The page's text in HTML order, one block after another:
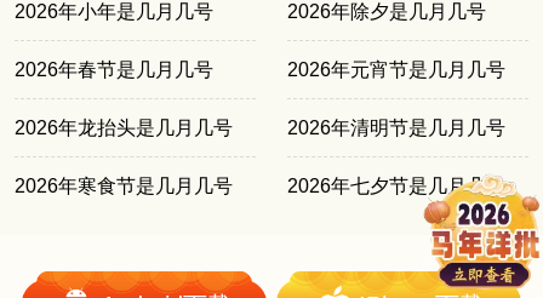
2026年小年是几月几号 2026年除夕是几月几号
2026年春节是几月几号 2026年元宵节是几月几号
2026年龙抬头是几月几号 2026年清明节是几月几号
2026年寒食节是几月几号 2026年七夕节是几月几号